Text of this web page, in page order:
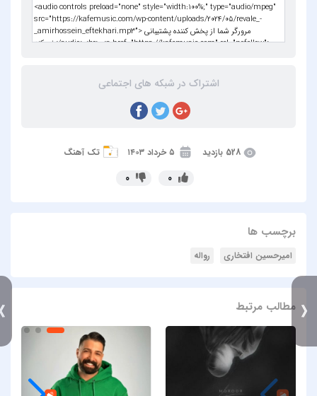
اشتراک در شبکه های اجتماعی
528 بازدید ۵ خرداد ۱۴۰۳ تک آهنگ
برچسب ها
امیرحسین افتخاری رواله
مطالب مرتبط